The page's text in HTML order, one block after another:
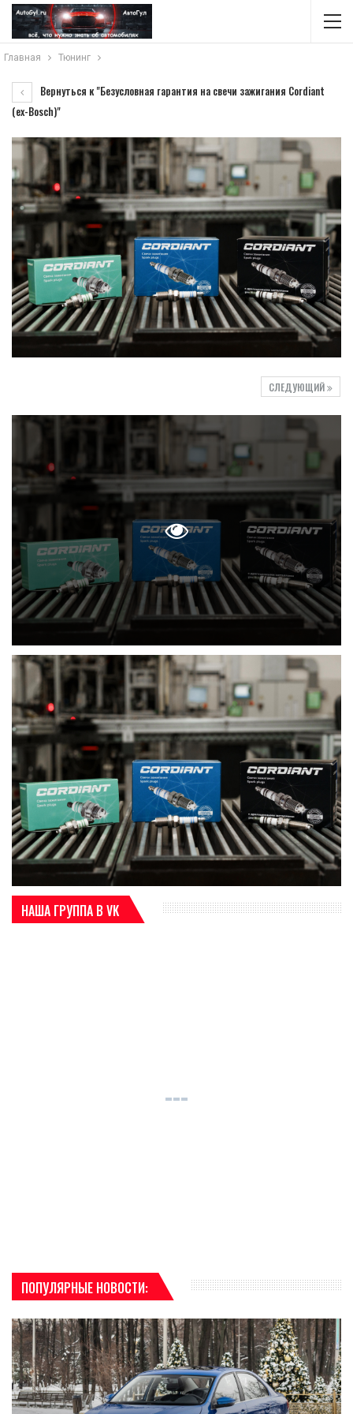
Главная Тюнинг
Вернуться к "Безусловная гарантия на свечи зажигания Cordiant
(ex-Bosch)"
СЛЕДУЮЩИЙ
НАША ГРУППА В VK
ПОПУЛЯРНЫЕ НОВОСТИ: